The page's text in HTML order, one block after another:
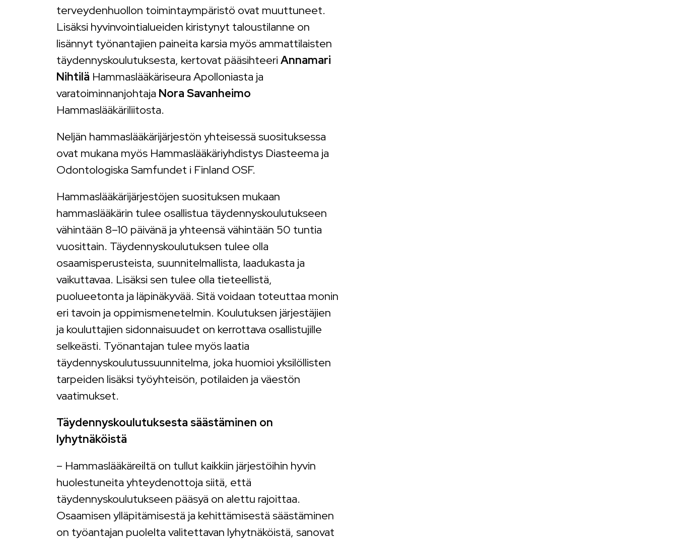
terveydenhuollon toimintaympäristö ovat muuttuneet.
Lisäksi hyvinvointialueiden kiristynyt taloustilanne on
lisännyt työnantajien paineita karsia myös ammattilaisten
täydennyskoulutuksesta, kertovat pääsihteeri Annamari
Nihtilä Hammaslääkäriseura Apolloniasta ja
varatoiminnanjohtaja Nora Savanheimo
Hammaslääkäriliitosta.
Neljän hammaslääkärijärjestön yhteisessä suosituksessa
ovat mukana myös Hammaslääkäriyhdistys Diasteema ja
Odontologiska Samfundet i Finland OSF.
Hammaslääkärijärjestöjen suosituksen mukaan
hammaslääkärin tulee osallistua täydennyskoulutukseen
vähintään 8–10 päivänä ja yhteensä vähintään 50 tuntia
vuosittain. Täydennyskoulutuksen tulee olla
osaamisperusteista, suunnitelmallista, laadukasta ja
vaikuttavaa. Lisäksi sen tulee olla tieteellistä,
puolueetonta ja läpinäkyvää. Sitä voidaan toteuttaa monin
eri tavoin ja oppimismenetelmin. Koulutuksen järjestäjien
ja kouluttajien sidonnaisuudet on kerrottava osallistujille
selkeästi. Työnantajan tulee myös laatia
täydennyskoulutussuunnitelma, joka huomioi yksilöllisten
tarpeiden lisäksi työyhteisön, potilaiden ja väestön
vaatimukset.
Täydennyskoulutuksesta säästäminen on
lyhytnäköistä
– Hammaslääkäreiltä on tullut kaikkiin järjestöihin hyvin
huolestuneita yhteydenottoja siitä, että
täydennyskoulutukseen pääsyä on alettu rajoittaa.
Osaamisen ylläpitämisestä ja kehittämisestä säästäminen
on työantajan puolelta valitettavan lyhytnäköistä, sanovat